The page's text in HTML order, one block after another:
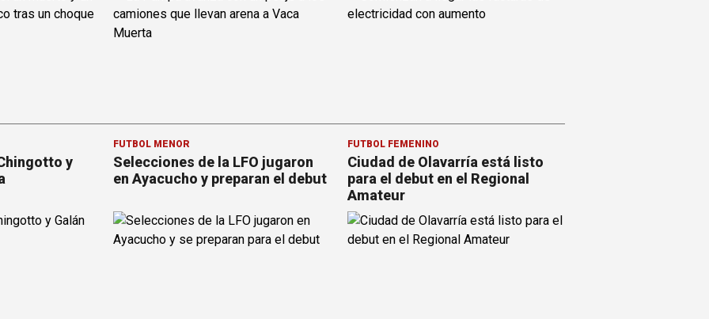
y
FÚTBOL MENOR
Selecciones de la LFO jugaron
en Ayacucho y preparan el debut
FÚTBOL FEMENINO
Ciudad de Olavarría está listo
para el debut en el Regional
Amateur